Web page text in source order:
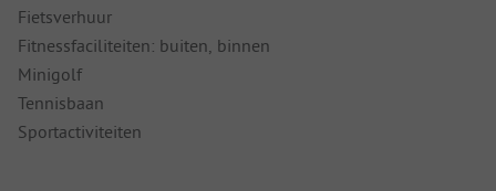
Fietsverhuur
Fitnessfaciliteiten: buiten, binnen
Minigolf
Tennisbaan
Sportactiviteiten